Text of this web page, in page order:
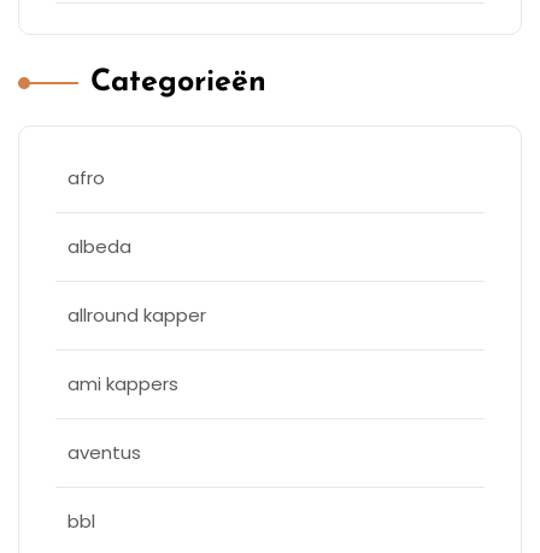
Categorieën
afro
albeda
allround kapper
ami kappers
aventus
bbl